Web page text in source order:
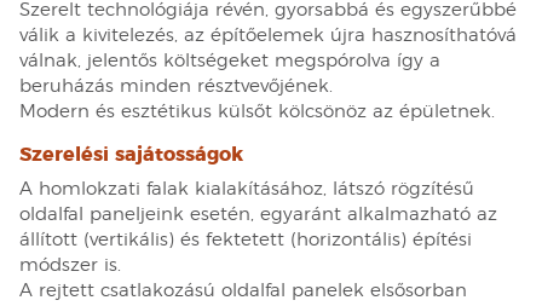
Szerelt technológiája révén, gyorsabbá és egyszerűbbé
válik a kivitelezés, az építőelemek újra hasznosíthatóvá
válnak, jelentős költségeket megspórolva így a
beruházás minden résztvevőjének.
Modern és esztétikus külsőt kölcsönöz az épületnek.
Szerelési sajátosságok
A homlokzati falak kialakításához, látszó rögzítésű
oldalfal paneljeink esetén, egyaránt alkalmazható az
állított (vertikális) és fektetett (horizontális) építési
módszer is.
A rejtett csatlakozású oldalfal panelek elsősorban